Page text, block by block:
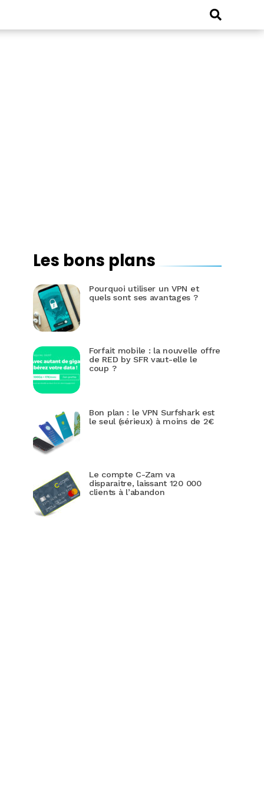
Les bons plans
Pourquoi utiliser un VPN et
quels sont ses avantages ?
Forfait mobile : la nouvelle offre
de RED by SFR vaut-elle le
coup ?
Bon plan : le VPN Surfshark est
le seul (sérieux) à moins de 2€
Le compte C-Zam va
disparaitre, laissant 120 000
clients à l’abandon